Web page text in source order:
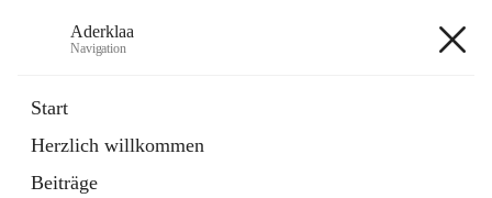
Aderklaa
Navigation
Start
Herzlich willkommen
Beiträge
6 Schnellzugriffe